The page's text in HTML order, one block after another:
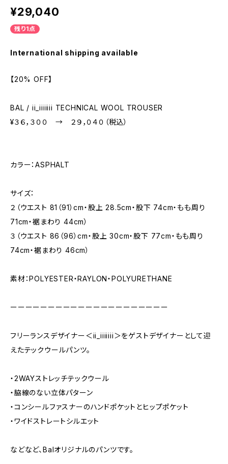
¥29,040
残り1点
International shipping available
【20% OFF】
BAL / ii_iiiiiii TECHNICAL WOOL TROUSER
¥３６，３００ → ２９，０４０（税込）
カラー：ASPHALT
サイズ：
２（ウエスト 81（91）cm・股上 28.5cm・股下 74cm・もも周り
71cm・裾まわり 44cm）
３（ウエスト 86（96）cm・股上 30cm・股下 77cm・もも周り
74cm・裾まわり 46cm）
素材：POLYESTER・RAYLON・POLYURETHANE
ーーーーーーーーーーーーーーーーーーーーー
フリーランスデザイナー＜ii_iiiiiii＞をゲストデザイナーとして迎
えたテックウールパンツ。
・2WAYストレッチテックウール
・脇線のない立体パターン
・コンシールファスナーのハンドポケットとヒップポケット
・ワイドストレートシルエット
などなど、Balオリジナルのパンツです。